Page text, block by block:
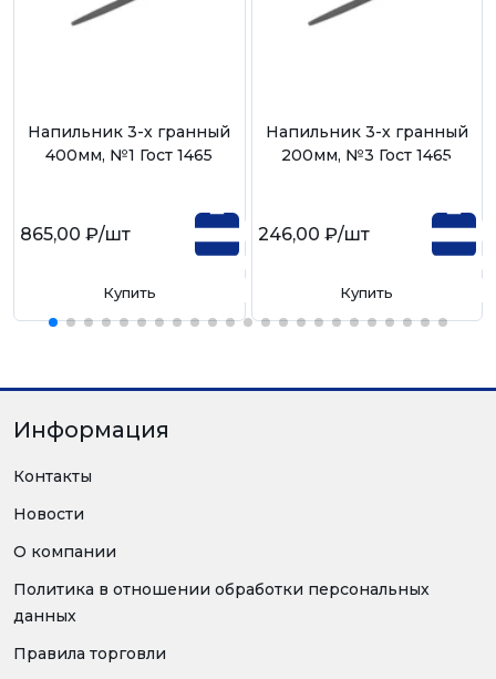
Напильник 3-х гранный
400мм, №1 Гост 1465
865,00 ₽/шт
Купить
Напильник 3-х гранный
200мм, №3 Гост 1465
246,00 ₽/шт
Купить
Информация
Контакты
Новости
О компании
Политика в отношении обработки персональных
данных
Правила торговли